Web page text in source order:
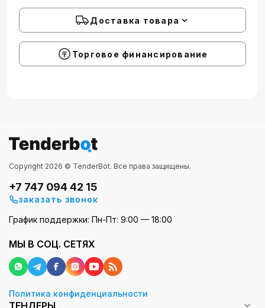
Доставка товара
Торговое финансирование
Copyright 2026 © TenderBot. Все права защищены.
+7 747 094 42 15
заказать звонок
График поддержки: Пн-Пт: 9:00 — 18:00
МЫ В СОЦ. СЕТЯХ
Политика конфиденциальности
ТЕНДЕРЫ